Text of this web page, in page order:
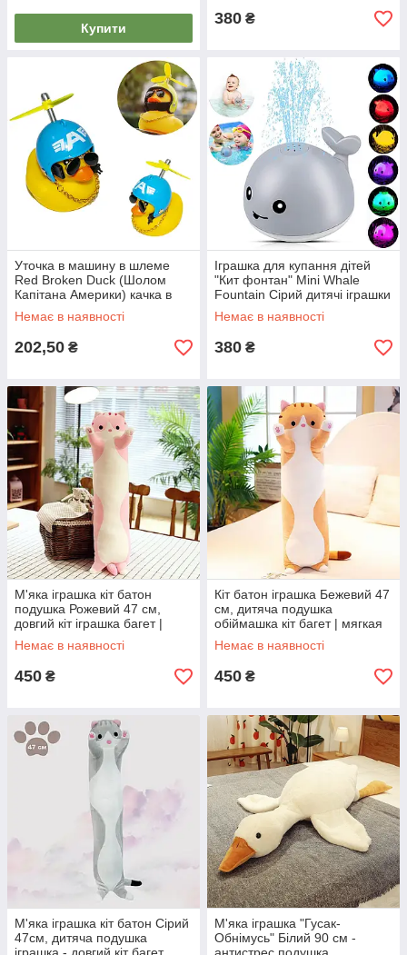
Купити
380 ₴
Уточка в машину в шлеме
Red Broken Duck (Шолом
Капітана Америки) качка в
окулярах у машину | утка в
шлеме
Немає в наявності
202,50 ₴
Іграшка для купання дітей
"Кит фонтан" Mini Whale
Fountain Сірий дитячі іграшки
у ванну | игрушки в ванную
Немає в наявності
380 ₴
М'яка іграшка кіт батон
подушка Рожевий 47 см,
довгий кіт іграшка багет |
подушка обнимашка для
детей
Немає в наявності
450 ₴
Кіт батон іграшка Бежевий 47
см, дитяча подушка
обіймашка кіт багет | мягкая
игрушка подушка
Немає в наявності
450 ₴
М'яка іграшка кіт батон Сірий
47см, дитяча подушка
М'яка іграшка "Гусак-
Обнімусь" Білий 90 см -